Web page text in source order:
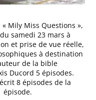
Mily Miss Questions »,
samedi 23 mars à
et prise de vue réelle,
à destination
de la bible
Ducord 5 épisodes.
8 épisodes de la
épisode.